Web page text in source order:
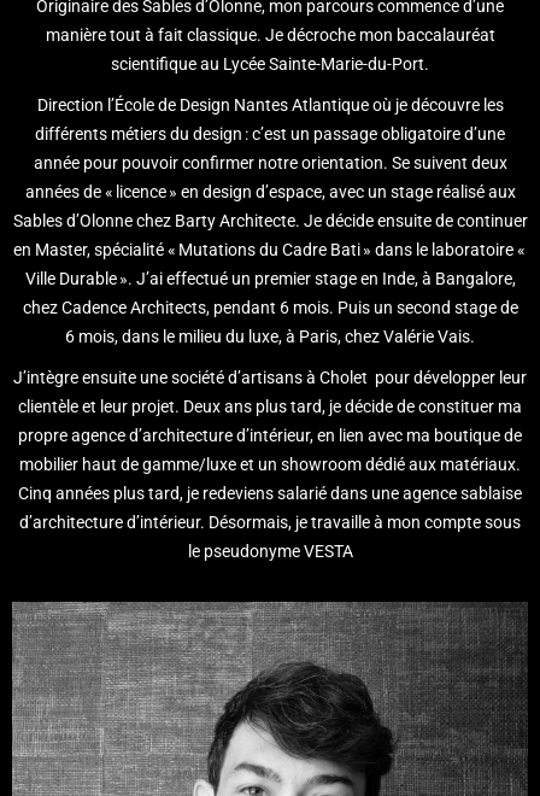
Originaire des Sables d’Olonne, mon parcours commence d’une
manière tout à fait classique. Je décroche mon baccalauréat
scientifique au Lycée Sainte-Marie-du-Port.
Direction l’École de Design Nantes Atlantique où je découvre les
différents métiers du design : c’est un passage obligatoire d’une
année pour pouvoir confirmer notre orientation. Se suivent deux
années de « licence » en design d’espace, avec un stage réalisé aux
Sables d’Olonne chez Barty Architecte. Je décide ensuite de continuer
en Master, spécialité « Mutations du Cadre Bati » dans le laboratoire «
Ville Durable ». J’ai effectué un premier stage en Inde, à Bangalore,
chez Cadence Architects, pendant 6 mois. Puis un second stage de
6 mois, dans le milieu du luxe, à Paris, chez Valérie Vais.
J’intègre ensuite une société d’artisans à Cholet pour développer leur
clientèle et leur projet. Deux ans plus tard, je décide de constituer ma
propre agence d’architecture d’intérieur, en lien avec ma boutique de
mobilier haut de gamme/luxe et un showroom dédié aux matériaux.
Cinq années plus tard, je redeviens salarié dans une agence sablaise
d’architecture d’intérieur. Désormais, je travaille à mon compte sous
le pseudonyme VESTA